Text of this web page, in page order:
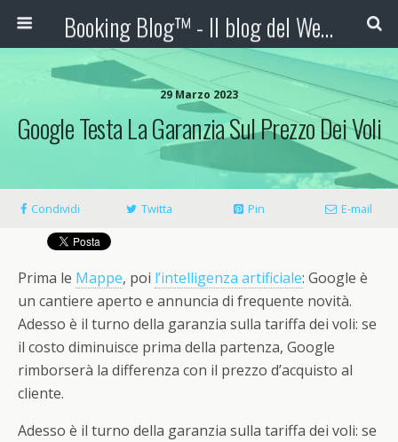
Booking Blog™ - Il blog del Web Marketing Turistico
29 Marzo 2023
Google Testa La Garanzia Sul Prezzo Dei Voli
Condividi Twitta Pin E-mail
Prima le Mappe, poi l’intelligenza artificiale: Google è
un cantiere aperto e annuncia di frequente novità.
Adesso è il turno della garanzia sulla tariffa dei voli: se
il costo diminuisce prima della partenza, Google
rimborserà la differenza con il prezzo d’acquisto al
cliente.
Adesso è il turno della garanzia sulla tariffa dei voli: se